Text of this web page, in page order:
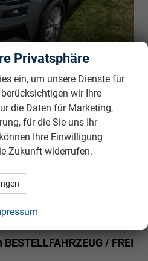
27.250,– €
incl. 19% MwSt.
6-Gang, 85 kW
Schalt. 6-Gang,
(ICE), Benzin,
5,9 (WLTP), CO₂-Emission
CO₂-Klasse D,
vom Hersteller,
drucken
oder vergleichen
/ FREI
Privatsphäre
ein, um unsere Dienste für
wir Ihre
die Daten für Marketing,
für die Sie uns Ihr
Ihre Einwilligung
Zukunft widerrufen.